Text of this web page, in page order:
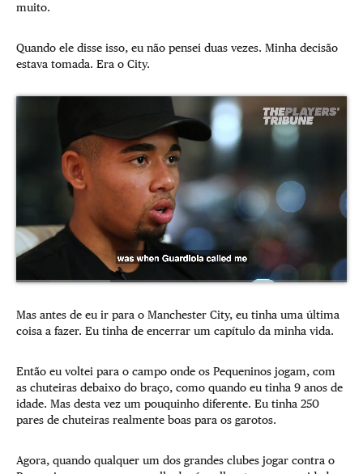
muito.
Quando ele disse isso, eu não pensei duas vezes. Minha decisão
estava tomada. Era o City.
Mas antes de eu ir para o Manchester City, eu tinha uma última
coisa a fazer. Eu tinha de encerrar um capítulo da minha vida.
Então eu voltei para o campo onde os Pequeninos jogam, com
as chuteiras debaixo do braço, como quando eu tinha 9 anos de
idade. Mas desta vez um pouquinho diferente. Eu tinha 250
pares de chuteiras realmente boas para os garotos.
Agora, quando qualquer um dos grandes clubes jogar contra o